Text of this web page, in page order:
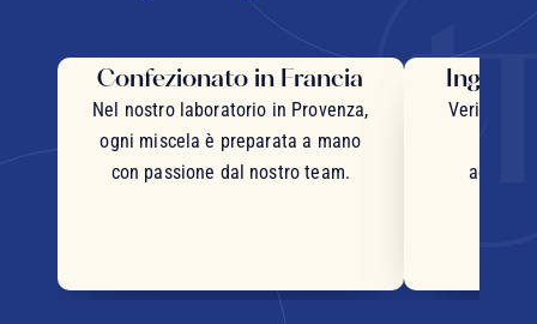
Confezionato in Francia
Nel nostro laboratorio in Provenza,
ogni miscela è preparata a mano
con passione dal nostro team.
Veri pezzi